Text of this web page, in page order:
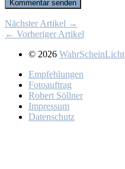
Nächster Artikel →
← Vorheriger Artikel
© 2026 WahrScheinLicht
Emp­feh­lun­gen
Fo­to­auf­trag
Ro­bert Söll­ner
Im­pres­sum
Da­ten­schutz